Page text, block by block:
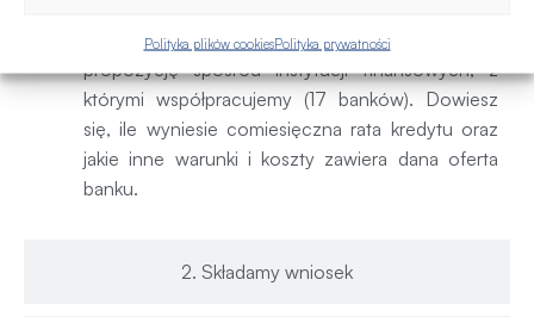
Polityka plików cookiesPolityka prywatności
2. Składamy wniosek
Ciebie do porównania– masz dostępne
propozycję spośród instytucji finansowych, z
którymi współpracujemy (17 banków). Dowiesz
się, ile wyniesie comiesięczna rata kredytu oraz
jakie inne warunki i koszty zawiera dana oferta
banku.